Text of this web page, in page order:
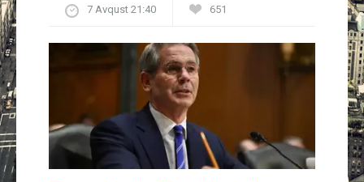
7 Avqust 21:40 651